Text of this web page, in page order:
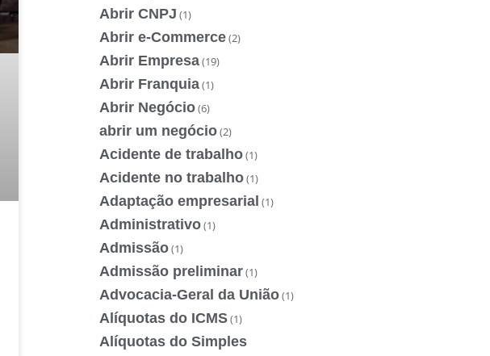
Abrir CNPJ (1)
Abrir e-Commerce(2)
Abrir Empresa(19)
Abrir Franquia(1)
Abrir Negócio(6)
abrir um negócio(2)
Acidente de trabalho(1)
Acidente no trabalho(1)
Adaptação empresarial (1)
Administrativo(1)
Admissão(1)
Admissão preliminar(1)
Advocacia-Geral da União(1)
Alíquotas do ICMS(1)
Alíquotas do Simples